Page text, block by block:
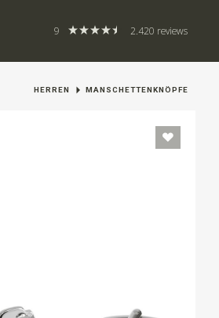
9 2.420 reviews
HERREN MANSCHETTENKNÖPFE